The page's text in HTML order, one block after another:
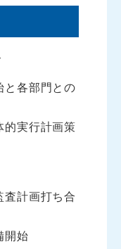
と各部門との
的実行計画策
査計画打ち合
開始